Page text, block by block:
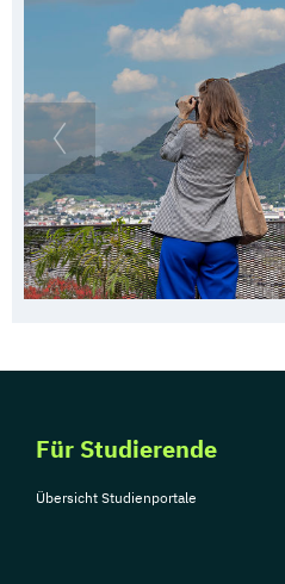
Für Studierende
Übersicht Studienportale